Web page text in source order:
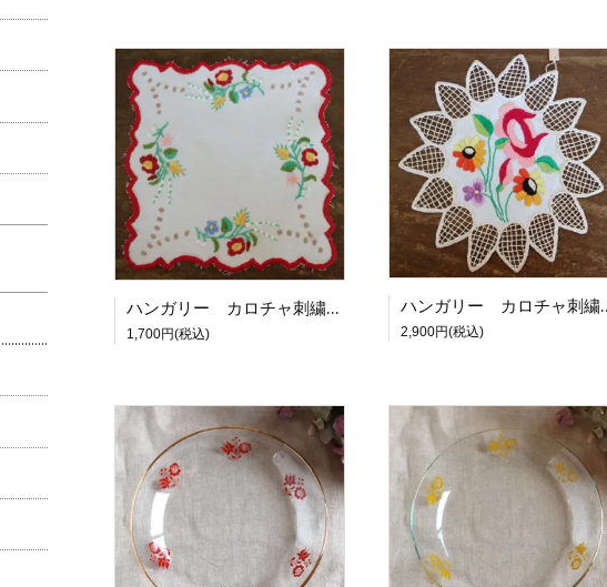
ハンガリー カロチャ刺繍のドイリー スクエア 花束 [21349]
1,700円(税込)
ハンガリー カ
2,900円(税込)